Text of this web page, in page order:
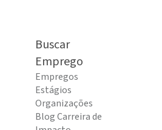
Buscar
Emprego
Empregos
Estágios
Organizações
Blog Carreira de